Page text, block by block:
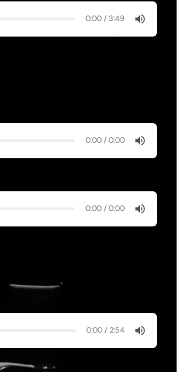
0:00 / 3:49
0:00 / 0:00
0:00 / 0:00
0:00 / 2:54